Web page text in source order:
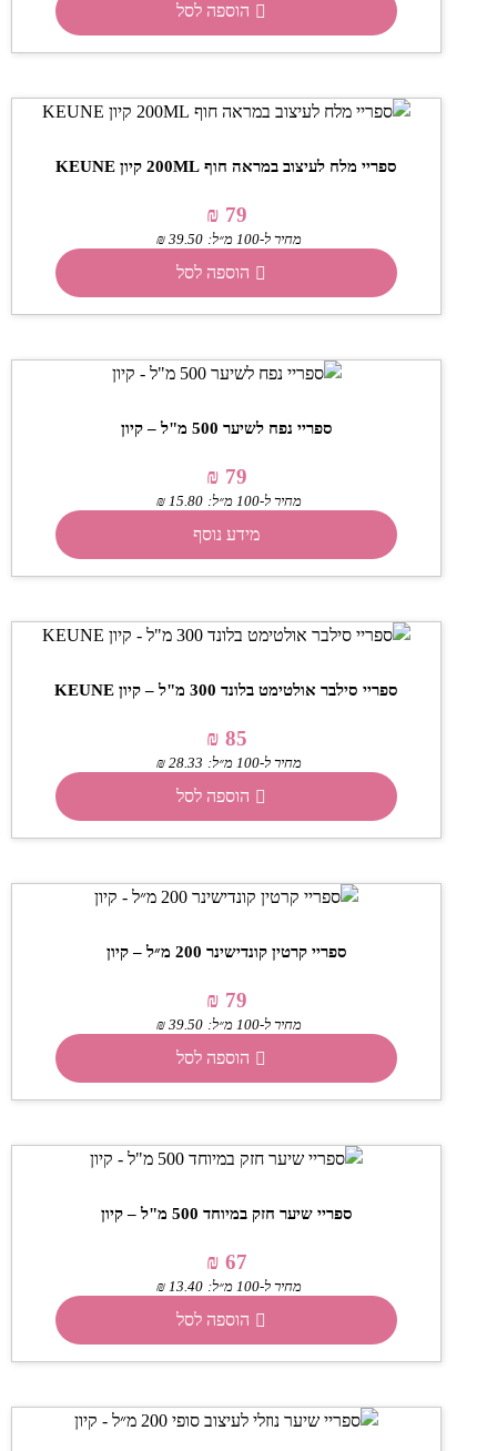
הוספה לסל
ספריי מלח לעיצוב במראה חוף 200ML קיון KEUNE
₪ 79
מחיר ל-100 מ״ל: ₪39.50
הוספה לסל
ספריי נפח לשיער 500 מ"ל – קיון
₪ 79
מחיר ל-100 מ״ל: ₪15.80
מידע נוסף
ספריי סילבר אולטימט בלונד 300 מ"ל – קיון KEUNE
₪ 85
מחיר ל-100 מ״ל: ₪28.33
הוספה לסל
ספריי קרטין קונדישינר 200 מ״ל – קיון
₪ 79
מחיר ל-100 מ״ל: ₪39.50
הוספה לסל
ספריי שיער חזק במיוחד 500 מ"ל – קיון
₪ 67
מחיר ל-100 מ״ל: ₪13.40
הוספה לסל